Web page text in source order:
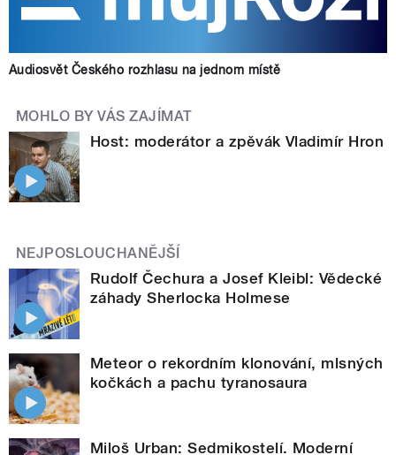
Audiosvět Českého rozhlasu na jednom místě
MOHLO BY VÁS ZAJÍMAT
Host: moderátor a zpěvák Vladimír Hron
NEJPOSLOUCHANĚJŠÍ
Rudolf Čechura a Josef Kleibl: Vědecké
záhady Sherlocka Holmese
Meteor o rekordním klonování, mlsných
kočkách a pachu tyranosaura
Miloš Urban: Sedmikostelí. Moderní